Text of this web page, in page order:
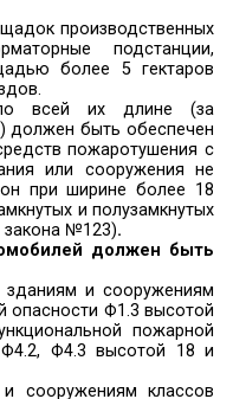
условия и срок
также меры
в
по пожарной
обработки
и
к оценке
подтвержденной
составами
которые